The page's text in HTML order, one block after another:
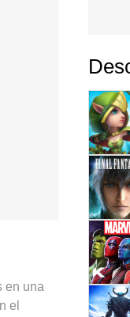
en una
el